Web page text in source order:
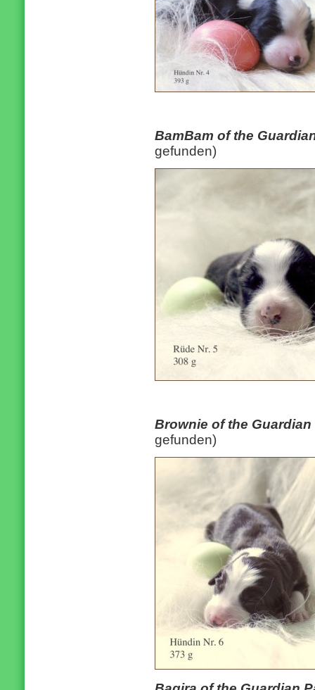
BamBam of the
gefunden)
Brownie of the Guardian
gefunden)